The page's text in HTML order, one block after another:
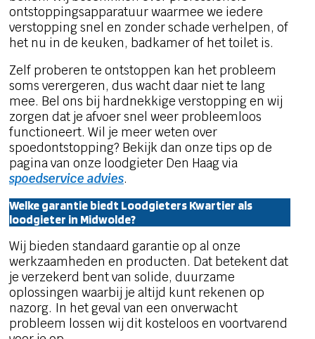
ontstoppingsapparatuur waarmee we iedere
verstopping snel en zonder schade verhelpen, of
het nu in de keuken, badkamer of het toilet is.
Zelf proberen te ontstoppen kan het probleem
soms verergeren, dus wacht daar niet te lang
mee. Bel ons bij hardnekkige verstopping en wij
zorgen dat je afvoer snel weer probleemloos
functioneert. Wil je meer weten over
spoedontstopping? Bekijk dan onze tips op de
pagina van onze loodgieter Den Haag via
spoedservice advies.
Welke garantie biedt Loodgieters Kwartier als
loodgieter in Midwolde?
Wij bieden standaard garantie op al onze
werkzaamheden en producten. Dat betekent dat
je verzekerd bent van solide, duurzame
oplossingen waarbij je altijd kunt rekenen op
nazorg. In het geval van een onverwacht
probleem lossen wij dit kosteloos en voortvarend